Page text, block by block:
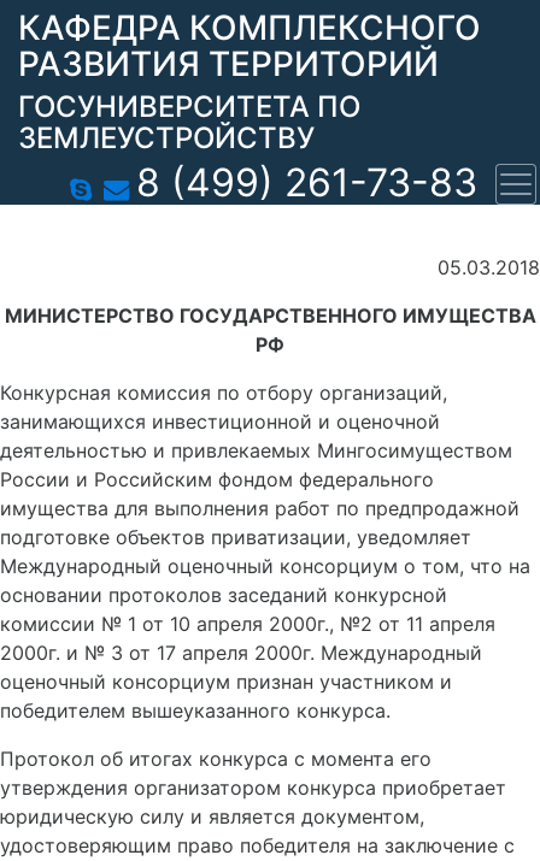
КАФЕДРА КОМПЛЕКСНОГО
РАЗВИТИЯ ТЕРРИТОРИЙ
ГОСУНИВЕРСИТЕТА ПО
ЗЕМЛЕУСТРОЙСТВУ
8 (499) 261-73-83
05.03.2018
МИНИСТЕРСТВО ГОСУДАРСТВЕННОГО ИМУЩЕСТВА
РФ
Конкурсная комиссия по отбору организаций,
занимающихся инвестиционной и оценочной
деятельностью и привлекаемых Мингосимуществом
России и Российским фондом федерального
имущества для выполнения работ по предпродажной
подготовке объектов приватизации, уведомляет
Международный оценочный консорциум о том, что на
основании протоколов заседаний конкурсной
комиссии № 1 от 10 апреля 2000г., №2 от 11 апреля
2000г. и № 3 от 17 апреля 2000г. Международный
оценочный консорциум признан участником и
победителем вышеуказанного конкурса.
Протокол об итогах конкурса с момента его
утверждения организатором конкурса приобретает
юридическую силу и является документом,
удостоверяющим право победителя на заключение с